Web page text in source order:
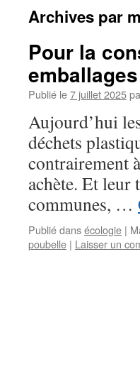
Archives par
Pour la
Publié le7 juillet 2025
Aujourd’hui
déchets
contrairement
achète. Et leur
communes, …
Publié dansécologie |
poubelle | Laisser un